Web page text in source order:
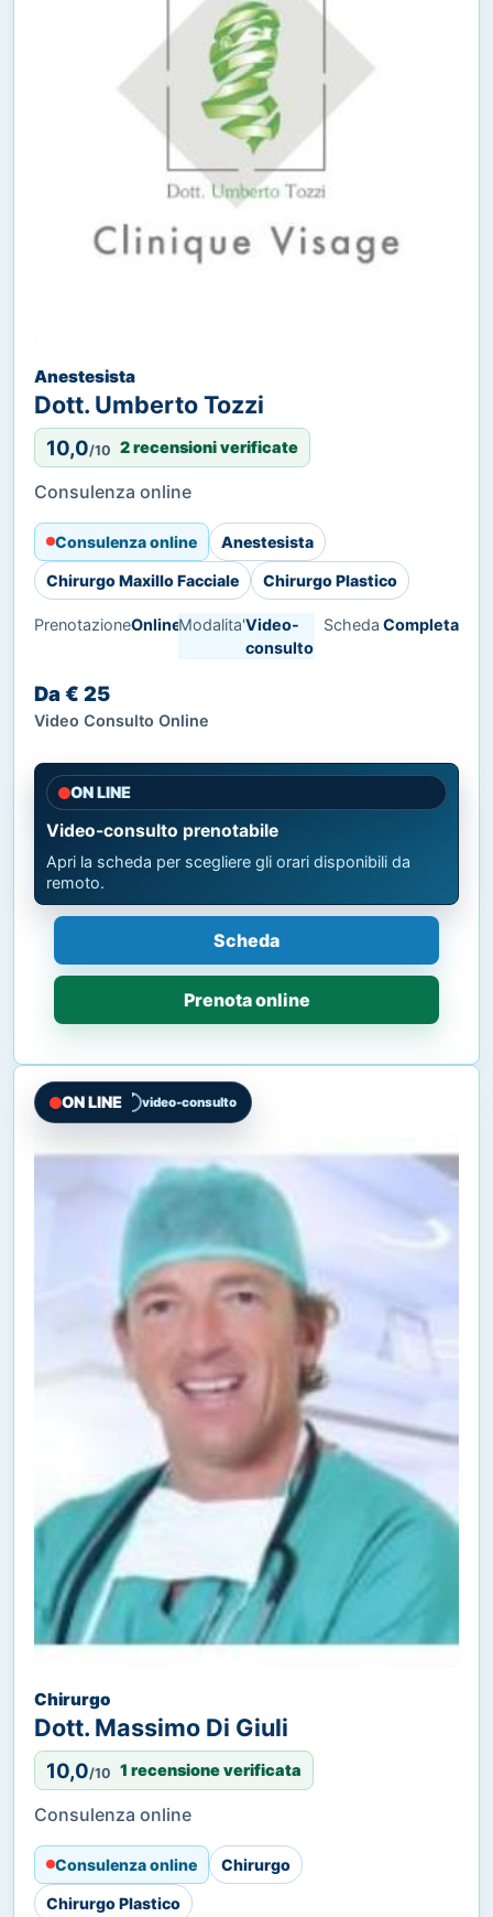
Anestesista
Dott. Umberto Tozzi
10,0/10 2 recensioni verificate
Consulenza online
Consulenza online Anestesista
Chirurgo Maxillo Facciale Chirurgo Plastico
PrenotazioneOnlineModalita'Video-
consulto
Scheda Completa
Da € 25
Video Consulto Online
ON LINE
Video-consulto prenotabile
Apri la scheda per scegliere gli orari disponibili da
remoto.
Scheda
Prenota online
ON LINE video-consulto
Chirurgo
Dott. Massimo Di Giuli
10,0/10 1 recensione verificata
Consulenza online
Consulenza online Chirurgo
Chirurgo Plastico